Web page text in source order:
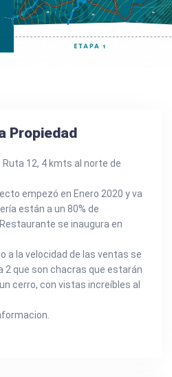
Propiedad
Ruta 12, 4 kmts al norte de
empezó en Enero 2020 y va
están a un 80% de
se inaugura en
a la velocidad de las ventas se
2 que son chacras que estarán
cerro, con vistas increíbles al